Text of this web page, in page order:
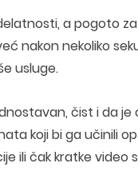
a pogoto
nakon nekoliko
usluge.
čist i da
koji bi ga učinili
ili čak kratke video